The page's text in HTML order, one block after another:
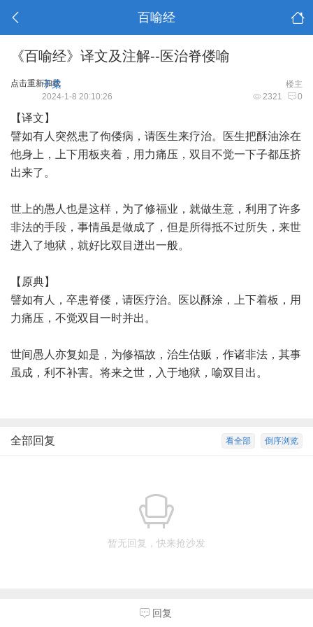
百喻经
《百喻经》译文及注解--医治脊偻喻
点击重新加载 楼主
子柔
2321 0
2024-1-8 20:10:26
【译文】
譬如有人突然患了佝偻病，请医生来疗治。医生把酥油涂在
他身上，上下用板夹着，用力痛压，双目不觉一下子都压挤
出来了。
世上的愚人也是这样，为了修福业，就做生意，利用了许多
非法的手段，事情虽是做成了，但是所得抵不过所失，来世
进入了地狱，就好比双目迸出一般。
【原典】
譬如有人，卒患脊偻，请医疗治。医以酥涂，上下着板，用
力痛压，不觉双目一时并出。
世间愚人亦复如是，为修福故，治生估贩，作诸非法，其事
虽成，利不补害。将来之世，入于地狱，喻双目出。
倒序浏览
看全部
全部回复
暂无回复，快来抢沙发
回复